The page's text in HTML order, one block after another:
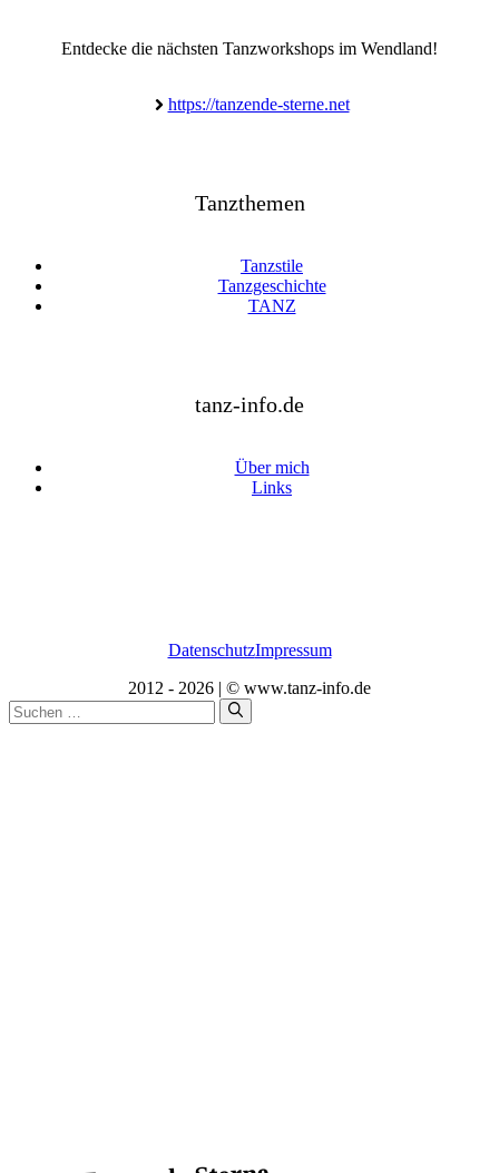
Entdecke die nächsten Tanzworkshops im Wendland!
https://tanzende-sterne.net
Tanzthemen
Tanzstile
Tanzgeschichte
TANZ
tanz-info.de
Über mich
Links
2012 - 2026 | © www.tanz-info.de
DatenschutzImpressum
Suchen
nach: